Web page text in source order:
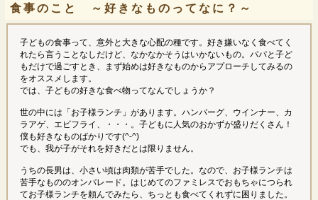
食事のこと ～好きなものってなに？～
子どもの食事って、意外と大きな心配の種です。好き嫌いなく食べてく
れたら言うことなしだけど、なかなかそうはいかないもの。パパと子ど
もだけで過ごすとき、まず始めは好きなものからアプローチしてみるの
をオススメします。
では、子どもの好きな食べ物ってなんでしょうか？
世の中には「お子様ランチ」があります。ハンバーグ、ウインナー、カ
ラアゲ、エビフライ、・・・。子どもに人気のおかずが盛りだくさん！
僕も好きなものばかりです(^-^)
でも、我が子がそれを好きだとは限りません。
うちの長男は、小さい頃は肉類が苦手でした。なので、お子様ランチは
苦手なもののオンパレード。はじめてのファミレスでおもちゃにつられ
てお子様ランチを頼んでみたら、ちっとも食べてくれずに困りました。